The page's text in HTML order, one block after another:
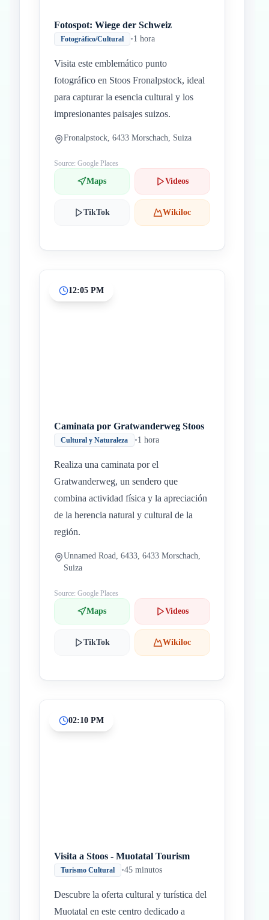
Fotospot: Wiege der Schweiz
Fotográfico/Cultural •1 hora
Visita este emblemático punto
fotográfico en Stoos Fronalpstock, ideal
para capturar la esencia cultural y los
impresionantes paisajes suizos.
Fronalpstock, 6433 Morschach, Suiza
Source: Google Places
Maps Videos
TikTok Wikiloc
12:05 PM
Caminata por Gratwanderweg Stoos
Cultural y Naturaleza •1 hora
Realiza una caminata por el
Gratwanderweg, un sendero que
combina actividad física y la apreciación
de la herencia natural y cultural de la
región.
Unnamed Road, 6433, 6433 Morschach,
Suiza
Source: Google Places
Maps Videos
TikTok Wikiloc
02:10 PM
Visita a Stoos - Muotatal Tourism
Turismo Cultural •45 minutos
Descubre la oferta cultural y turística del
Muotatal en este centro dedicado a